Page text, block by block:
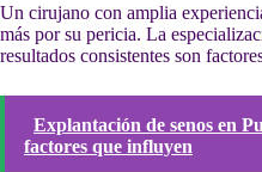
Un cirujano con amplia
más por su pericia. La
resultados consistentes son
Explantación de senos en
factores que influyen